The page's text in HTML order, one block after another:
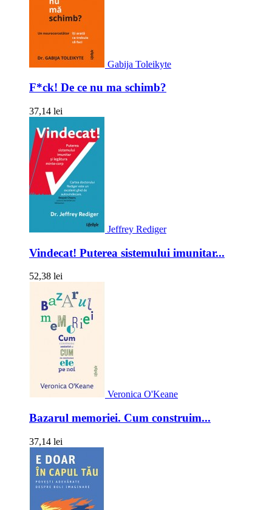
Gabija Toleikyte
F*ck! De ce nu ma schimb?
37,14 lei
Jeffrey Rediger
Vindecat! Puterea sistemului imunitar...
52,38 lei
Veronica O'Keane
Bazarul memoriei. Cum construim...
37,14 lei